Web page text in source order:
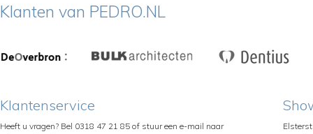
Klanten van PEDRO.NL
Klantenservice
Heeft u vragen? Bel 0318 47 21 85 of stuur een e-mail naar